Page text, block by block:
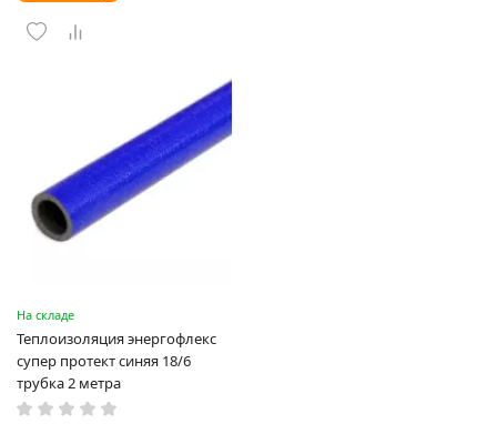
На складе
Теплоизоляция энергофлекс
супер протект синяя 18/6
трубка 2 метра